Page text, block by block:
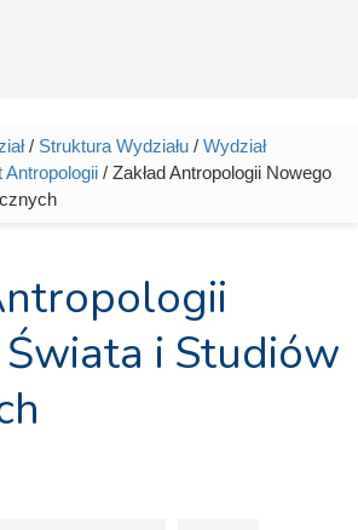
/ Struktura Wydziału / Wydział
Antropologii / Zakład Antropologii Nowego
i Studiów